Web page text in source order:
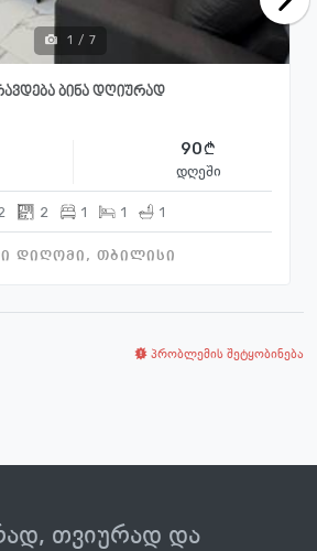
1 / 7
ბინა დღიურად
90
დღეში
2 1 1 1
დიღომი, თბილისი
პრობლემის შეტყობინება
თვიურად და